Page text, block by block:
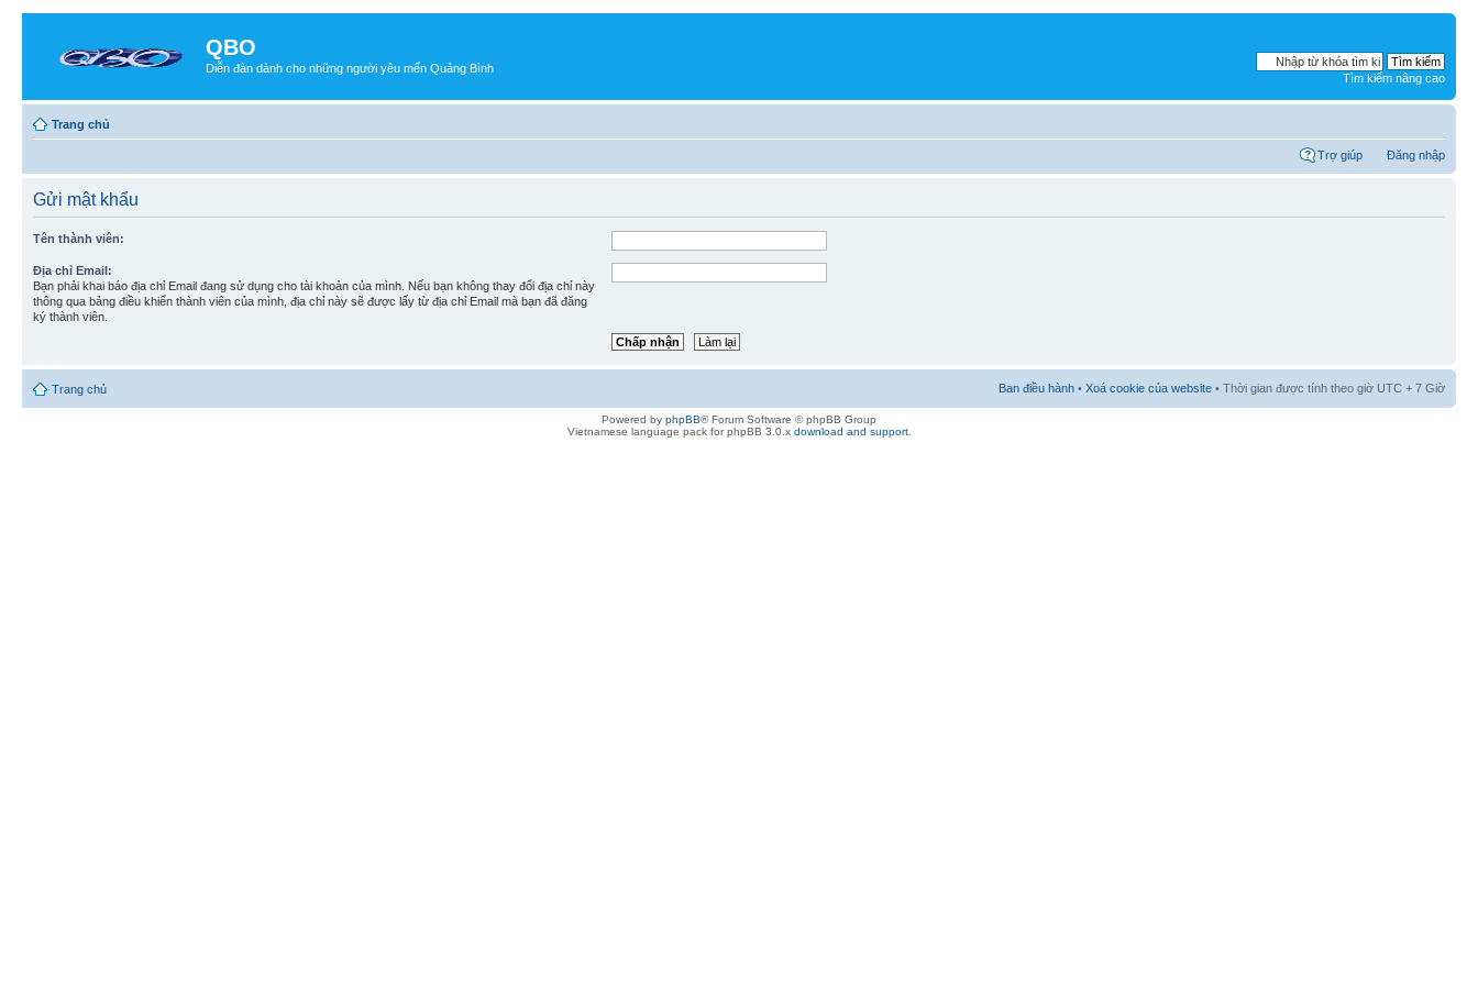
QBO
Diễn đàn dành cho những người yêu mến Quảng Bình
Tìm kiếm nâng cao
Trang chủ
Trợ giúp Đăng nhập
Gửi mật khẩu
Tên thành viên:
Địa chỉ Email:
Bạn phải khai báo địa chỉ Email đang sử dụng cho tài khoản của mình. Nếu bạn không thay đổi địa chỉ này
thông qua bảng điều khiển thành viên của mình, địa chỉ này sẽ được lấy từ địa chỉ Email mà bạn đã đăng
ký thành viên.
Trang chủ Ban điều hành • Xoá cookie của website • Thời gian được tính theo giờ UTC + 7 Giờ
Powered by phpBB® Forum Software © phpBB Group
Vietnamese language pack for phpBB 3.0.x download and support.